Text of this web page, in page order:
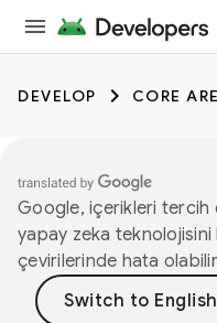
DEVELOP CORE
Google, içerikleri tercih
yapay zeka teknolojisini
çevirilerinde hata